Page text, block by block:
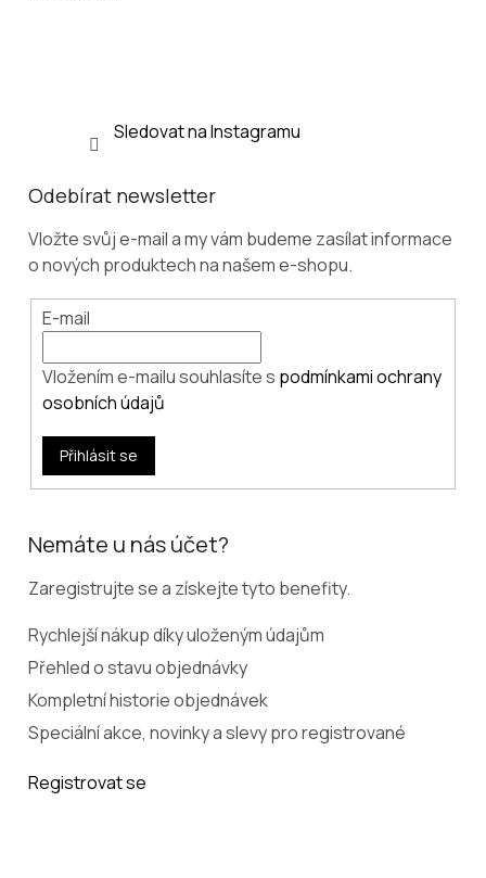
Sledovat na Instagramu
Odebírat newsletter
Vložte svůj e-mail a my vám budeme zasílat informace
o nových produktech na našem e-shopu.
E-mail
Vložením e-mailu souhlasíte s podmínkami ochrany
osobních údajů
Přihlásit se
Nemáte u nás účet?
Zaregistrujte se a získejte tyto benefity.
Rychlejší nákup díky uloženým údajům
Přehled o stavu objednávky
Kompletní historie objednávek
Speciální akce, novinky a slevy pro registrované
Registrovat se